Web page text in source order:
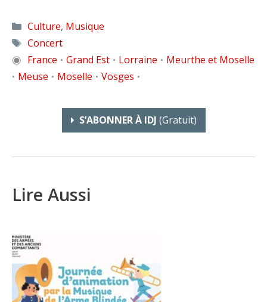
Catégories
Culture, Musique
Étiquettes
Concert
◉ France • Grand Est • Lorraine • Meurthe et Moselle
• Meuse • Moselle • Vosges •
S’ABONNER À IDJ (gratuit)
Lire Aussi